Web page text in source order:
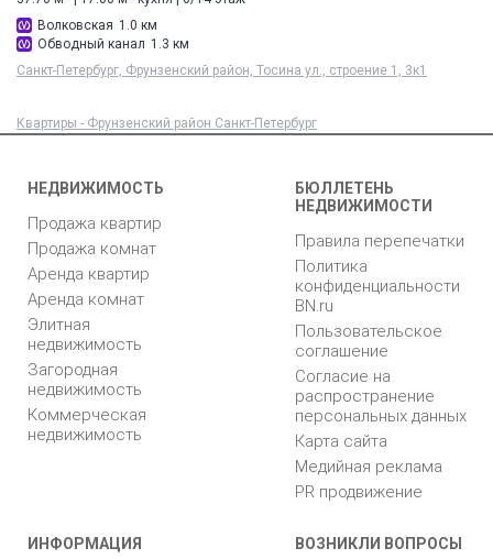
Волковская 1.0 км
Обводный канал 1.3 км
Санкт-Петербург, Фрунзенский район, Тосина ул., строение 1, 3к1
Квартиры - Фрунзенский район Санкт-Петербург
НЕДВИЖИМОСТЬ
Продажа квартир
Продажа комнат
Аренда квартир
Аренда комнат
Элитная
недвижимость
Загородная
недвижимость
Коммерческая
недвижимость
БЮЛЛЕТЕНЬ
НЕДВИЖИМОСТИ
Правила перепечатки
Политика
конфиденциальности
BN.ru
Пользовательское
соглашение
Согласие на
распространение
персональных данных
Карта сайта
Медийная реклама
PR продвижение
ИНФОРМАЦИЯ ВОЗНИКЛИ ВОПРОСЫ